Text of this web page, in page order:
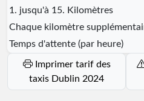
1. jusqu'à 15. Kilomètres
Chaque kilomètre
Temps d'attente (par heure)
Imprimer tarif des
taxis Dublin 2024